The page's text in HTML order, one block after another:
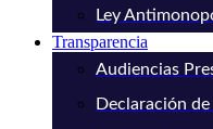
Ley
Transparencia
Audiencias
Declaración